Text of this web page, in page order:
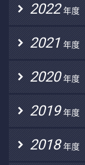
2022 年度
2021 年度
2020 年度
2019 年度
2018 年度